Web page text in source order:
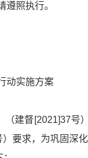
遵照执行。
动实施方案
（建督[2021]37号
）要求，为巩固深